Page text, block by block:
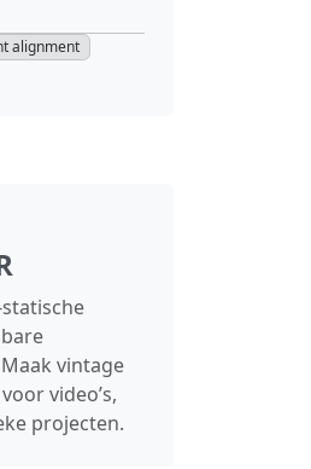
alignment
vintage
video’s,
projecten.